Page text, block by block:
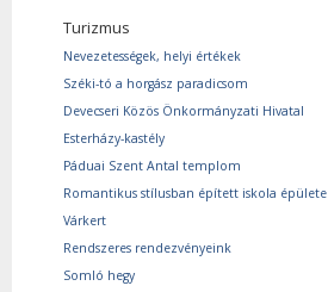
Turizmus
Nevezetességek, helyi értékek
Széki-tó a horgász paradicsom
Devecseri Közös Önkormányzati Hivatal
Esterházy-kastély
Páduai Szent Antal templom
Romantikus stílusban épített iskola épülete
Várkert
Rendszeres rendezvényeink
Somló hegy